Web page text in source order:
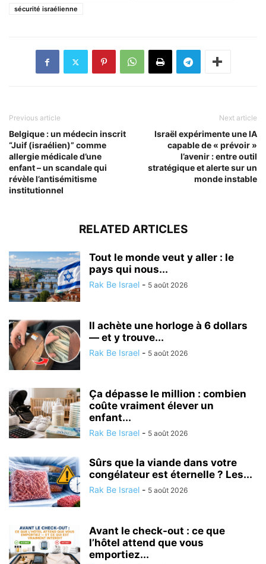
sécurité israélienne
Previous article
Belgique : un médecin inscrit
“Juif (israélien)” comme
allergie médicale d’une
enfant – un scandale qui
révèle l’antisémitisme
institutionnel
Next article
Israël expérimente une IA
capable de « prévoir »
l’avenir : entre outil
stratégique et alerte sur un
monde instable
RELATED ARTICLES
Tout le monde veut y aller : le
pays qui nous...
Rak Be Israel - 5 août 2026
Il achète une horloge à 6 dollars
— et y trouve...
Rak Be Israel - 5 août 2026
Ça dépasse le million : combien
coûte vraiment élever un
enfant...
Rak Be Israel - 5 août 2026
Sûrs que la viande dans votre
congélateur est éternelle ? Les...
Rak Be Israel - 5 août 2026
Avant le check-out : ce que
l’hôtel attend que vous
emportiez...